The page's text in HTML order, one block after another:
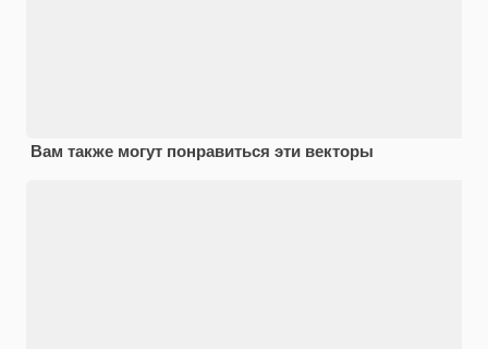
Вам также могут понравиться эти векторы